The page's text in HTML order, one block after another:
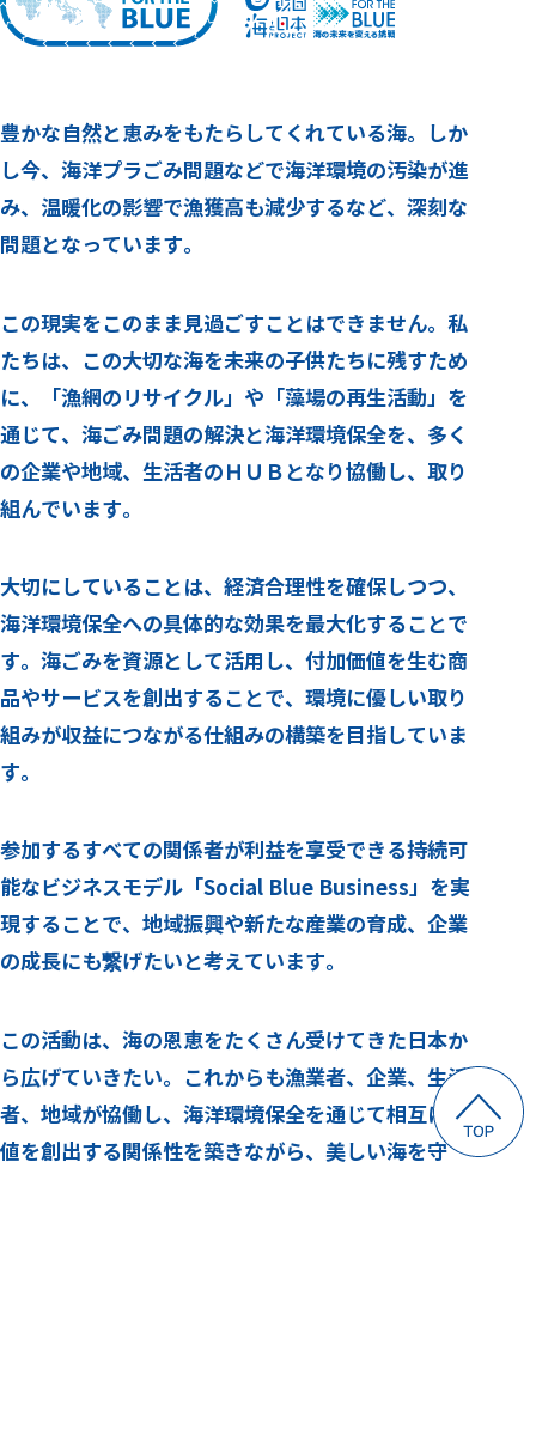
豊かな自然と恵みをもたらしてくれている海。 しか
し今、海洋プラごみ問題などで海洋環境の汚染が進
み、 温暖化の影響で漁獲高も減少するなど、 深刻な
問題となっています。
この現実をこのまま見過ごすことはできません。 私
たちは、この大切な海を未来の子供たちに残すため
に、
「漁網のリサイクル」や「藻場の再生活動」を
通じて、 海ごみ問題の解決と海洋環境保全を、多く
の企業や地域、 生活者のＨＵＢとなり協働し、取り
組んでいます。
大切にしていることは、経済合理性を確保しつつ、
海洋環境保全への具体的な効果を最大化することで
す。 海ごみを資源として活用し、付加価値を生む商
品やサービスを創出することで、環境に優しい取り
組みが収益につながる仕組みの構築を目指していま
す。
参加するすべての関係者が利益を享受できる持続可
能なビジネスモデル「Social Blue Business」を実
現することで、地域振興や新たな産業の育成、企業
の成長にも繋げたいと考えています。
この活動は、海の恩恵をたくさん受けてきた日本か
ら広げていきたい。これからも漁業者、企業、生活
者、地域が協働し、海洋環境保全を通じて相互に価
値を創出する関係性を築きながら、美しい海を守